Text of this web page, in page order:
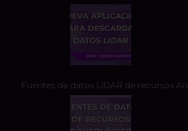
Fuentes de datos LiDAR de recursos